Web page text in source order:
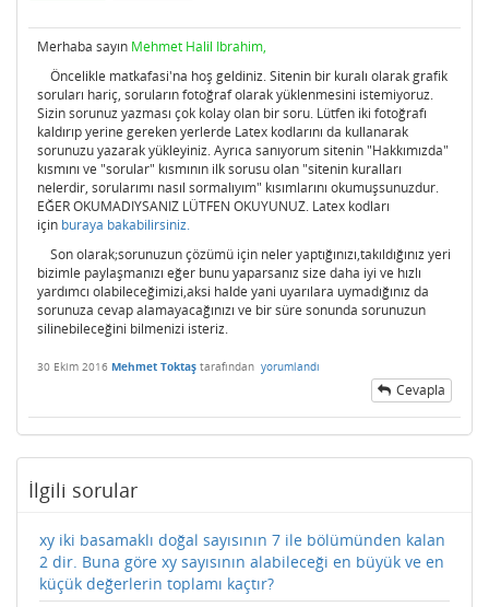
Merhaba sayın Mehmet Halil Ibrahim,
Öncelikle matkafasi'na hoş geldiniz. Sitenin bir kuralı olarak grafik
soruları hariç, soruların fotoğraf olarak yüklenmesini istemiyoruz.
Sizin sorunuz yazması çok kolay olan bir soru. Lütfen iki fotoğrafı
kaldırıp yerine gereken yerlerde Latex kodlarını da kullanarak
sorunuzu yazarak yükleyiniz. Ayrıca sanıyorum sitenin "Hakkımızda"
kısmını ve "sorular" kısmının ilk sorusu olan "sitenin kuralları
nelerdir, sorularımı nasıl sormalıyım" kısımlarını okumuşsunuzdur.
EĞER OKUMADIYSANIZ LÜTFEN OKUYUNUZ. Latex kodları
için buraya bakabilirsiniz.
Son olarak;sorunuzun çözümü için neler yaptığınızı,takıldığınız yeri
bizimle paylaşmanızı eğer bunu yaparsanız size daha iyi ve hızlı
yardımcı olabileceğimizi,aksi halde yani uyarılara uymadığınız da
sorunuza cevap alamayacağınızı ve bir süre sonunda sorunuzun
silinebileceğini bilmenizi isteriz.
30 Ekim 2016 Mehmet Toktaş tarafından yorumlandı
Cevapla
İlgili sorular
xy iki basamaklı doğal sayısının 7 ile bölümünden kalan
2 dir. Buna göre xy sayısının alabileceği en büyük ve en
küçük değerlerin toplamı kaçtır?